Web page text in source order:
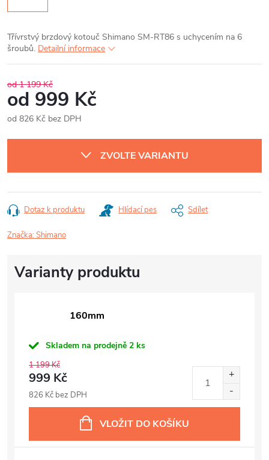
Třívrstvý brzdový kotouč Shimano SM-RT86 s uchycením na 6
šroubů. Detailní informace
od 1 199 Kč
od 999 Kč
od 826 Kč bez DPH
cena:
ZVOLTE VARIANTU
Dotaz k produktu Hlídací pes Sdílet
Značka:Shimano
160mm
Skladem na prodejně 2 ks
1 199 Kč
999 Kč
826 Kč bez DPH
VLOŽIT DO KOŠÍKU